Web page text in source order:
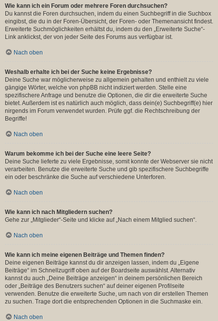
Wie kann ich ein Forum oder mehrere Foren durchsuchen?
Du kannst die Foren durchsuchen, indem du einen Suchbegriff in die Suchbox
eingibst, die du in der Foren-Übersicht, der Foren- oder Themenansicht findest.
Erweiterte Suchmöglichkeiten erhältst du, indem du den „Erweiterte Suche“-
Link anklickst, der von jeder Seite des Forums aus verfügbar ist.
Nach oben
Weshalb erhalte ich bei der Suche keine Ergebnisse?
Deine Suche war möglicherweise zu allgemein gehalten und enthielt zu viele
gängige Wörter, welche von phpBB nicht indiziert werden. Stelle eine
spezifischere Anfrage und benutze die Optionen, die dir die erweiterte Suche
bietet. Außerdem ist es natürlich auch möglich, dass dein(e) Suchbegriff(e) hier
nirgends im Forum verwendet wurden. Prüfe ggf. die Rechtschreibung der
Begriffe!
Nach oben
Warum bekomme ich bei der Suche eine leere Seite?
Deine Suche lieferte zu viele Ergebnisse, somit konnte der Webserver sie nicht
verarbeiten. Benutze die erweiterte Suche und gib spezifischere Suchbegriffe
ein oder beschränke die Suche auf verschiedene Unterforen.
Nach oben
Wie kann ich nach Mitgliedern suchen?
Gehe zur „Mitglieder“-Seite und klicke auf „Nach einem Mitglied suchen“.
Nach oben
Wie kann ich meine eigenen Beiträge und Themen finden?
Deine eigenen Beiträge kannst du dir anzeigen lassen, indem du „Eigene
Beiträge“ im Schnellzugriff oben auf der Boardseite auswählst. Alternativ
kannst du auch „Deine Beiträge anzeigen“ in deinem persönlichen Bereich
oder „Beiträge des Benutzers suchen“ auf deiner eigenen Profilseite
verwenden. Benutze die erweiterte Suche, um nach von dir erstellen Themen
zu suchen. Trage dort die entsprechenden Optionen in die Suchmaske ein.
Nach oben